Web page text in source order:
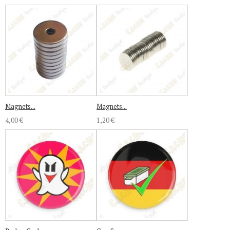
Magnets...
4,00 €
Magnets...
1,20 €